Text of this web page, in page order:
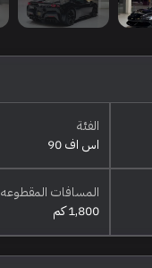
الفئة
اس اف 90
المسافات المقطوعه
1,800 كم